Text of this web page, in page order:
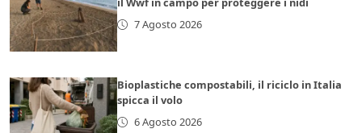
7 Agosto 2026
Bioplastiche compostabili, il riciclo in Italia
spicca il volo
6 Agosto 2026